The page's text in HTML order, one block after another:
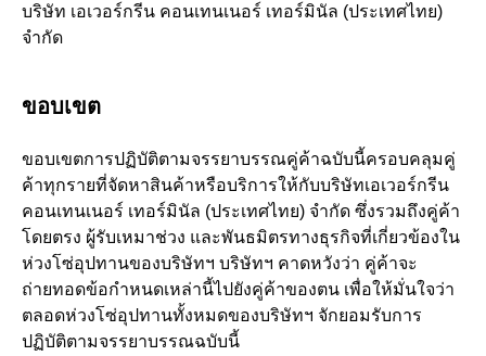
บริษัท เอเวอร์กรีน คอนเทนเนอร์ เทอร์มินัล (ประเทศไทย)
จำกัด
ขอบเขต
ขอบเขตการปฏิบัติตามจรรยาบรรณคู่ค้าฉบับนี้ครอบคลุมคู่
ค้าทุกรายที่จัดหาสินค้าหรือบริการให้กับบริษัทเอเวอร์กรีน
คอนเทนเนอร์ เทอร์มินัล (ประเทศไทย) จำกัด ซึ่งรวมถึงคู่ค้า
โดยตรง ผู้รับเหมาช่วง และพันธมิตรทางธุรกิจที่เกี่ยวข้องใน
ห่วงโซ่อุปทานของบริษัทฯ บริษัทฯ คาดหวังว่า คู่ค้าจะ
ถ่ายทอดข้อกำหนดเหล่านี้ไปยังคู่ค้าของตน เพื่อให้มั่นใจว่า
ตลอดห่วงโซ่อุปทานทั้งหมดของบริษัทฯ จักยอมรับการ
ปฏิบัติตามจรรยาบรรณฉบับนี้